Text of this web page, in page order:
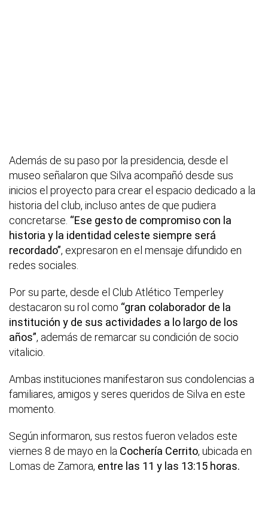
Además de su paso por la presidencia, desde el
museo señalaron que Silva acompañó desde sus
inicios el proyecto para crear el espacio dedicado a la
historia del club, incluso antes de que pudiera
concretarse. “Ese gesto de compromiso con la
historia y la identidad celeste siempre será
recordado”, expresaron en el mensaje difundido en
redes sociales.
Por su parte, desde el Club Atlético Temperley
destacaron su rol como “gran colaborador de la
institución y de sus actividades a lo largo de los
años”, además de remarcar su condición de socio
vitalicio.
Ambas instituciones manifestaron sus condolencias a
familiares, amigos y seres queridos de Silva en este
momento.
Según informaron, sus restos fueron velados este
viernes 8 de mayo en la Cochería Cerrito, ubicada en
Lomas de Zamora, entre las 11 y las 13:15 horas.